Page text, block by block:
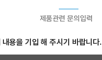
제품관련 문의입력
내용을 기입 해 주시기 바랍니다.